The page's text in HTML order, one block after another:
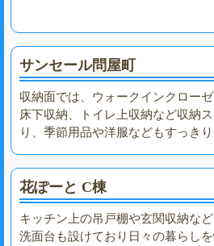
サンセール問屋町
収納面では、ウォークインクロー
床下収納、トイレ上収納など収納
り、季節用品や洋服などもすっきり
花ぽーと C棟
キッチン上の吊戸棚や玄関収納な
洗面台も設けており日々の暮らし